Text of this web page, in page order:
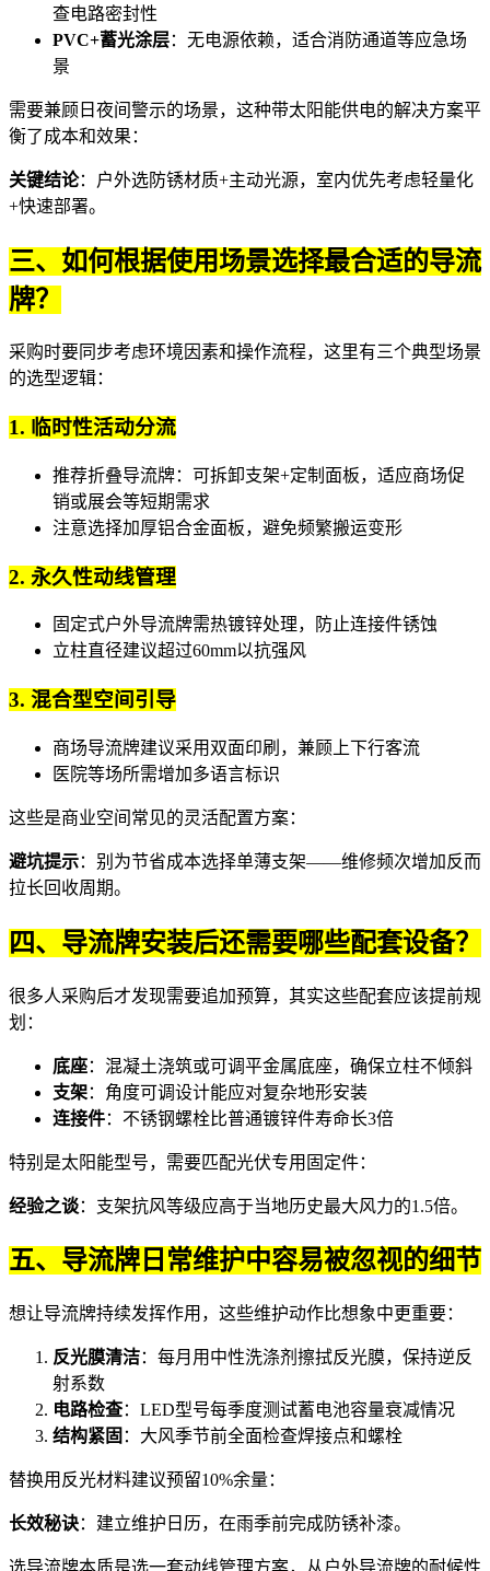
查电路密封性
PVC+蓄光涂层：无电源依赖，适合消防通道等应急场
景
需要兼顾日夜间警示的场景，这种带太阳能供电的解决方案平
衡了成本和效果：
关键结论：户外选防锈材质+主动光源，室内优先考虑轻量化
+快速部署。
三、如何根据使用场景选择最合适的导流
牌？
采购时要同步考虑环境因素和操作流程，这里有三个典型场景
的选型逻辑：
1. 临时性活动分流
推荐折叠导流牌：可拆卸支架+定制面板，适应商场促
销或展会等短期需求
注意选择加厚铝合金面板，避免频繁搬运变形
2. 永久性动线管理
固定式户外导流牌需热镀锌处理，防止连接件锈蚀
立柱直径建议超过60mm以抗强风
3. 混合型空间引导
商场导流牌建议采用双面印刷，兼顾上下行客流
医院等场所需增加多语言标识
这些是商业空间常见的灵活配置方案：
避坑提示：别为节省成本选择单薄支架——维修频次增加反而
拉长回收周期。
四、导流牌安装后还需要哪些配套设备？
很多人采购后才发现需要追加预算，其实这些配套应该提前规
划：
底座：混凝土浇筑或可调平金属底座，确保立柱不倾斜
支架：角度可调设计能应对复杂地形安装
连接件：不锈钢螺栓比普通镀锌件寿命长3倍
特别是太阳能型号，需要匹配光伏专用固定件：
经验之谈：支架抗风等级应高于当地历史最大风力的1.5倍。
五、导流牌日常维护中容易被忽视的细节
想让导流牌持续发挥作用，这些维护动作比想象中更重要：
反光膜清洁：每月用中性洗涤剂擦拭反光膜，保持逆反
射系数
电路检查：LED型号每季度测试蓄电池容量衰减情况
结构紧固 ：大风季节前全面检查焊接点和螺栓
替换用反光材料建议预留10%余量：
长效秘诀：建立维护日历，在雨季前完成防锈补漆。